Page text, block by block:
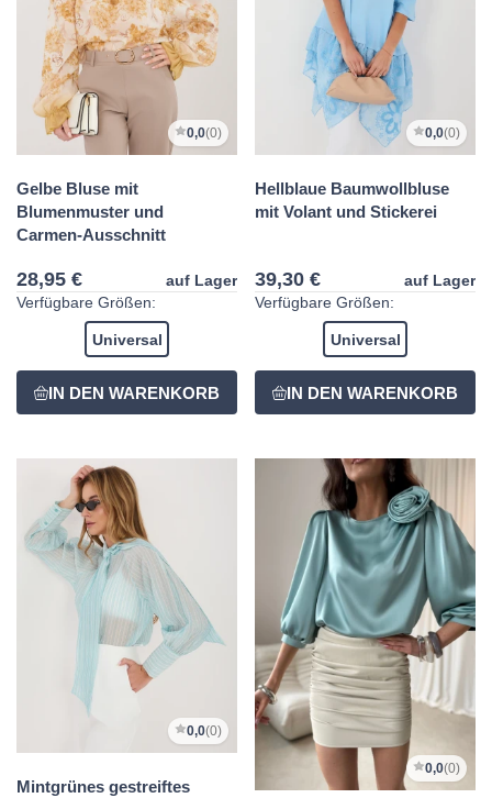
0,0(0)
Gelbe Bluse mit
Blumenmuster und
Carmen-Ausschnitt
28,95 €
auf Lager
Verfügbare Größen:
Universal
0,0(0)
Hellblaue Baumwollbluse
mit Volant und Stickerei
39,30 €
auf Lager
Verfügbare Größen:
Universal
0,0(0)
Mintgrünes gestreiftes
0,0(0)